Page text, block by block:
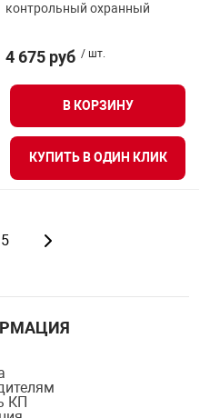
контрольный охранный
4 675 руб / шт.
В КОРЗИНУ
КУПИТЬ В ОДИН КЛИК
5
КП